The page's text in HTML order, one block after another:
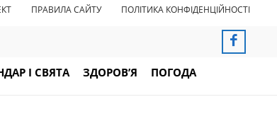
ПРАВИЛА САЙТУ ПОЛІТИКА КОНФІДЕНЦІЙНОСТІ
І СВЯТА ЗДОРОВ’Я ПОГОДА